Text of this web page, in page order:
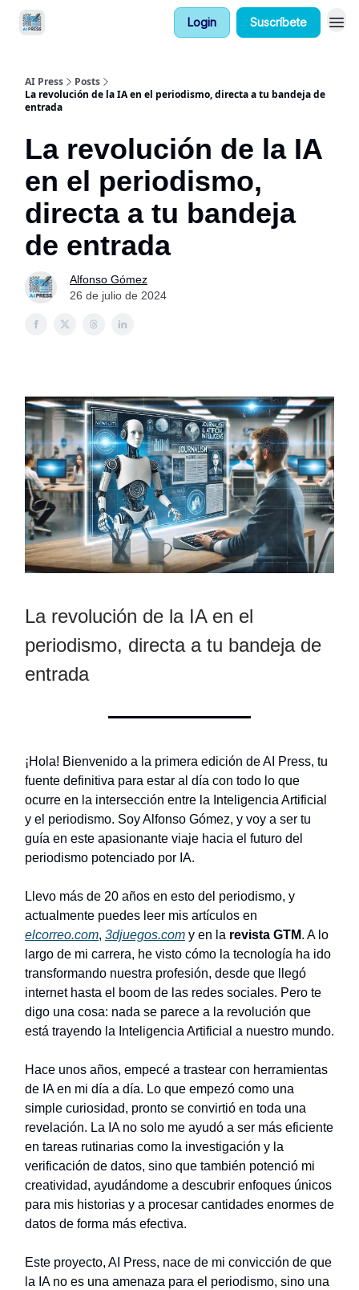
Login Suscríbete
AI Press
Posts
La revolución de la IA en el periodismo, directa a tu bandeja de
entrada
La revolución de la IA
en el periodismo,
directa a tu bandeja
de entrada
Alfonso Gómez
26 de julio de 2024
La revolución de la IA en el
periodismo, directa a tu bandeja de
entrada
¡Hola! Bienvenido a la primera edición de AI Press, tu
fuente definitiva para estar al día con todo lo que
ocurre en la intersección entre la Inteligencia Artificial
y el periodismo. Soy Alfonso Gómez, y voy a ser tu
guía en este apasionante viaje hacia el futuro del
periodismo potenciado por IA.
Llevo más de 20 años en esto del periodismo, y
actualmente puedes leer mis artículos en
elcorreo.com, 3djuegos.com y en la revista GTM. A lo
largo de mi carrera, he visto cómo la tecnología ha ido
transformando nuestra profesión, desde que llegó
internet hasta el boom de las redes sociales. Pero te
digo una cosa: nada se parece a la revolución que
está trayendo la Inteligencia Artificial a nuestro mundo.
Hace unos años, empecé a trastear con herramientas
de IA en mi día a día. Lo que empezó como una
simple curiosidad, pronto se convirtió en toda una
revelación. La IA no solo me ayudó a ser más eficiente
en tareas rutinarias como la investigación y la
verificación de datos, sino que también potenció mi
creatividad, ayudándome a descubrir enfoques únicos
para mis historias y a procesar cantidades enormes de
datos de forma más efectiva.
Este proyecto, AI Press, nace de mi convicción de que
la IA no es una amenaza para el periodismo, sino una